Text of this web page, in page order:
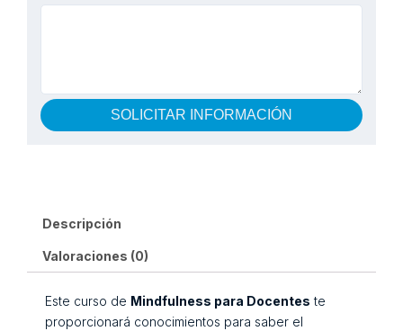
SOLICITAR INFORMACIÓN
Descripción
Valoraciones (0)
Este curso de Mindfulness para Docentes te
proporcionará conocimientos para saber el